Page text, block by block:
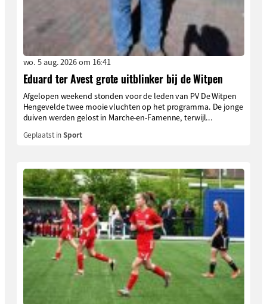
wo. 5 aug. 2026 om 16:41
Eduard ter Avest grote uitblinker bij de Witpen
Afgelopen weekend stonden voor de leden van PV De Witpen
Hengevelde twee mooie vluchten op het programma. De jonge
duiven werden gelost in Marche-en-Famenne, terwijl...
Geplaatst inSport